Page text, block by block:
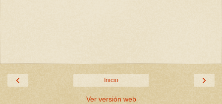
‹ ›
Inicio
Ver versión web